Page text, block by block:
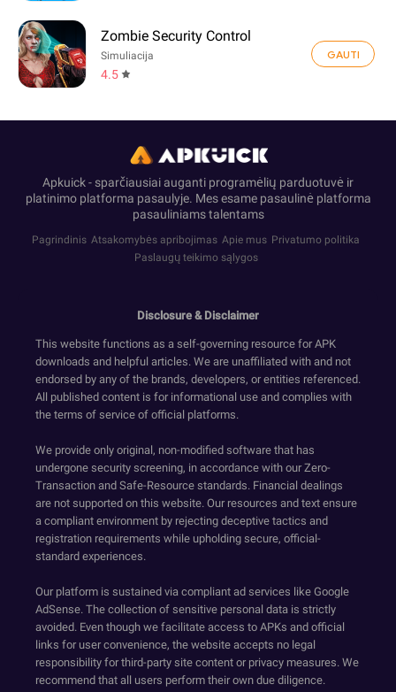
Zombie Security Control
Simuliacija
4.5
GAUTI
Apkuick - sparčiausiai auganti programėlių parduotuvė ir
platinimo platforma pasaulyje. Mes esame pasaulinė platforma
pasauliniams talentams
Pagrindinis Atsakomybės apribojimas Apie mus Privatumo politika
Paslaugų teikimo sąlygos
Disclosure & Disclaimer
This website functions as a self-governing resource for APK
downloads and helpful articles. We are unaffiliated with and not
endorsed by any of the brands, developers, or entities referenced.
All published content is for informational use and complies with
the terms of service of official platforms.
We provide only original, non-modified software that has
undergone security screening, in accordance with our Zero-
Transaction and Safe-Resource standards. Financial dealings
are not supported on this website. Our resources and text ensure
a compliant environment by rejecting deceptive tactics and
registration requirements while upholding secure, official-
standard experiences.
Our platform is sustained via compliant ad services like Google
AdSense. The collection of sensitive personal data is strictly
avoided. Even though we facilitate access to APKs and official
links for user convenience, the website accepts no legal
responsibility for third-party site content or privacy measures. We
recommend that all users perform their own due diligence.